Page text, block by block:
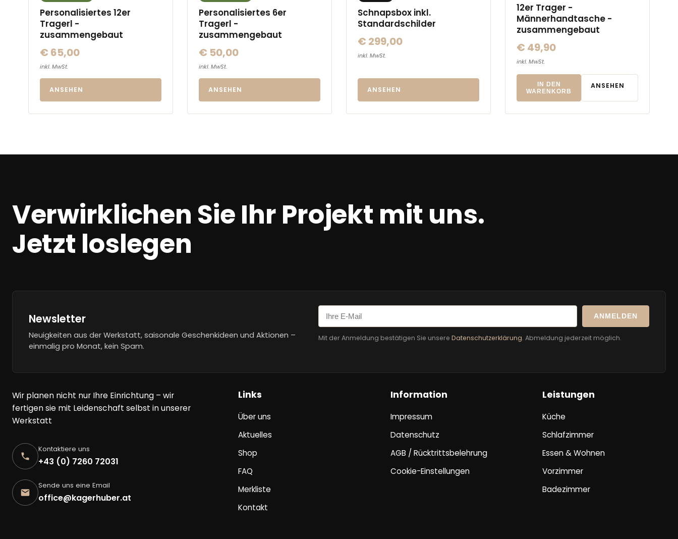
Personalisiertes 12er
Tragerl -
zusammengebaut
€ 65,00
inkl. MwSt.
ANSEHEN
Personalisiertes 6er
Tragerl -
zusammengebaut
€ 50,00
inkl. MwSt.
ANSEHEN
Schnapsbox inkl.
Standardschilder
€ 299,00
inkl. MwSt.
ANSEHEN
12er Trager -
Männerhandtasche -
zusammengebaut
€ 49,90
inkl. MwSt.
IN DEN
WARENKORB
ANSEHEN
Verwirklichen Sie Ihr Projekt mit uns.
Jetzt loslegen
Newsletter
Neuigkeiten aus der Werkstatt, saisonale Geschenkideen und Aktionen –
einmalig pro Monat, kein Spam.
ANMELDEN
Mit der Anmeldung bestätigen Sie unsereDatenschutzerklärung. Abmeldung jederzeit möglich.
Wir planen nicht nur Ihre Einrichtung – wir
fertigen sie mit Leidenschaft selbst in unserer
Werkstatt
Kontaktiere uns
+43 (0) 7260 72031
Sende uns eine Email
office@kagerhuber.at
Links
Über uns
Aktuelles
Shop
FAQ
Merkliste
Kontakt
Information
Impressum
Datenschutz
AGB / Rücktrittsbelehrung
Cookie-Einstellungen
Leistungen
Küche
Schlafzimmer
Essen & Wohnen
Vorzimmer
Badezimmer